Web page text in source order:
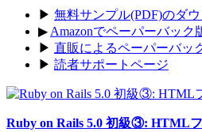
▶ 無料サンプル(PDF)のダ
▶ Amazonでペーパーバック
▶ 直販によるペーパーバッ
▶ 読者サポートページ
Ruby on Rails 5.0 初級③: HTMLフ